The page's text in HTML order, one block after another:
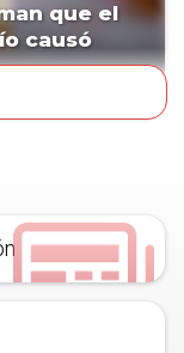
que el
causó